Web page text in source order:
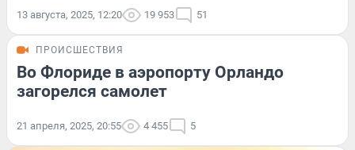
13 августа, 2025, 12:20 19 953 51
ПРОИСШЕСТВИЯ
Во Флориде в аэропорту Орландо
загорелся самолет
21 апреля, 2025, 20:55 4 455 5